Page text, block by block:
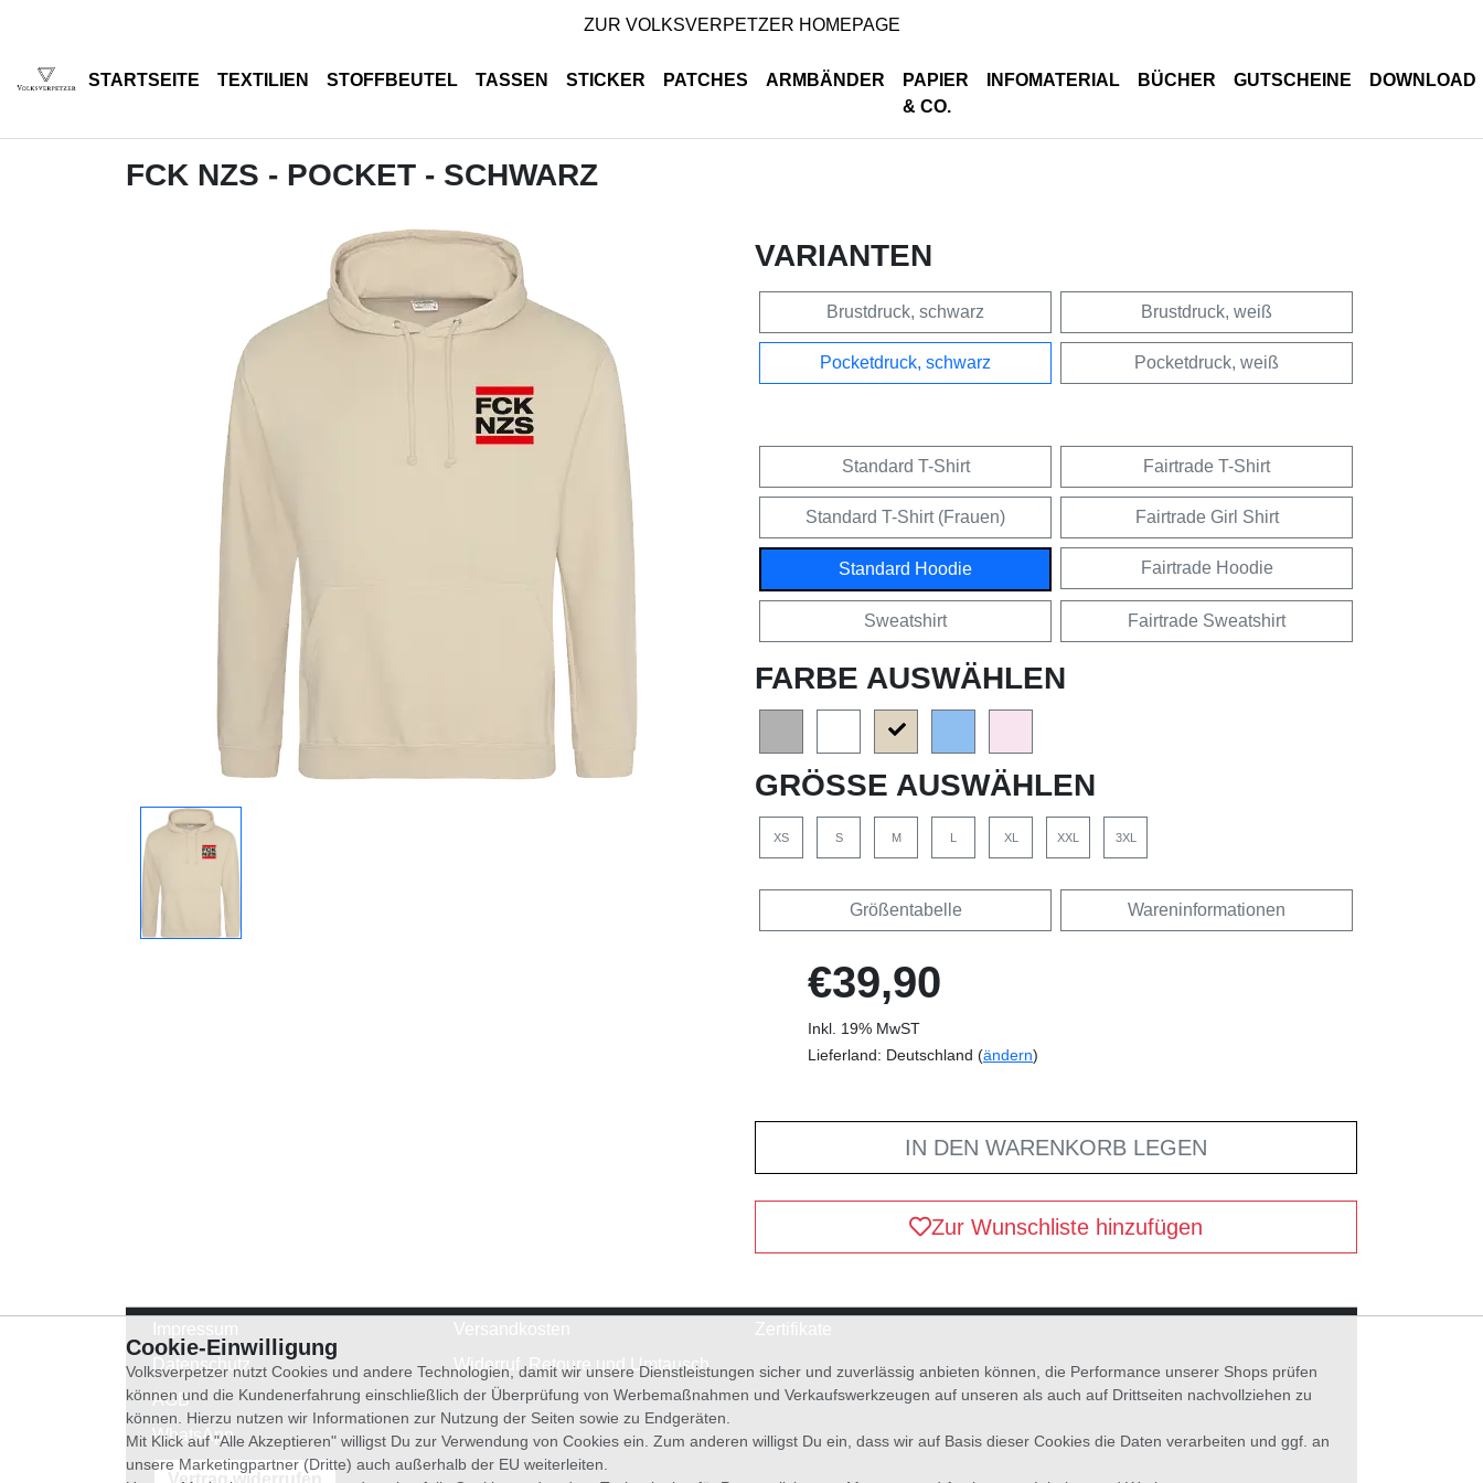
ZUR VOLKSVERPETZER HOMEPAGE
STARTSEITE TEXTILIEN STOFFBEUTEL TASSEN STICKER PATCHES ARMBÄNDER
PAPIER
& CO.
INFOMATERIAL BÜCHER GUTSCHEINE DOWNLOAD
FCK NZS - POCKET - SCHWARZ
VARIANTEN
Brustdruck, schwarz Brustdruck, weiß
Pocketdruck, schwarz Pocketdruck, weiß
Standard T-Shirt Fairtrade T-Shirt
Standard T-Shirt (Frauen) Fairtrade Girl Shirt
Standard Hoodie Fairtrade Hoodie
Sweatshirt Fairtrade Sweatshirt
FARBE AUSWÄHLEN
GRÖSSE AUSWÄHLEN
XS S M L XL XXL 3XL
Größentabelle Wareninformationen
€39,90
Inkl. 19% MwST
Lieferland: Deutschland (ändern)
IN DEN WARENKORB LEGEN
Zur Wunschliste hinzufügen
Datenschutz
AGB
WhatsApp
Widerruf, Retoure und Umtausch
Vertrag widerrufen
Cookie-Einwilligung
Volksverpetzer nutzt Cookies und andere Technologien, damit wir unsere Dienstleistungen sicher und zuverlässig anbieten können, die Performance unserer Shops prüfen
können und die Kundenerfahrung einschließlich der Überprüfung von Werbemaßnahmen und Verkaufswerkzeugen auf unseren als auch auf Drittseiten nachvollziehen zu
können. Hierzu nutzen wir Informationen zur Nutzung der Seiten sowie zu Endgeräten.
Mit Klick auf "Alle Akzeptieren" willigst Du zur Verwendung von Cookies ein. Zum anderen willigst Du ein, dass wir auf Basis dieser Cookies die Daten verarbeiten und ggf. an
unsere Marketingpartner (Dritte) auch außerhalb der EU weiterleiten.